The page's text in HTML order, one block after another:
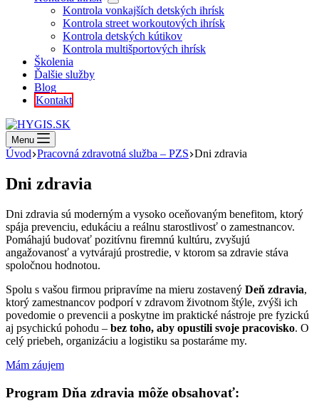
Kontrola vonkajších detských ihrísk
Kontrola street workoutových ihrísk
Kontrola detských kútikov
Kontrola multišportových ihrísk
Školenia
Ďalšie služby
Blog
Kontakt
Menu
Úvod Pracovná zdravotná služba – PZS Dni zdravia
Dni zdravia
Dni zdravia sú moderným a vysoko oceňovaným benefitom, ktorý
spája prevenciu, edukáciu a reálnu starostlivosť o zamestnancov.
Pomáhajú budovať pozitívnu firemnú kultúru, zvyšujú
angažovanosť a vytvárajú prostredie, v ktorom sa zdravie stáva
spoločnou hodnotou.
Spolu s vašou firmou pripravíme na mieru zostavený Deň zdravia,
ktorý zamestnancov podporí v zdravom životnom štýle, zvýši ich
povedomie o prevencii a poskytne im praktické nástroje pre fyzickú
aj psychickú pohodu – bez toho, aby opustili svoje pracovisko. O
celý priebeh, organizáciu a logistiku sa postaráme my.
Mám záujem
Program Dňa zdravia môže obsahovať: